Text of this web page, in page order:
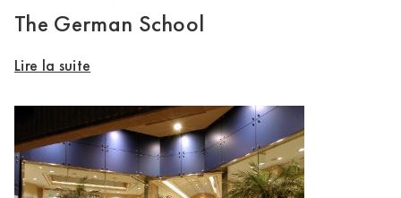
The German School
Lire la suite